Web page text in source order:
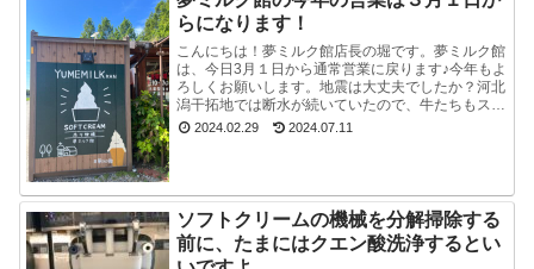
らになります！
こんにちは！夢ミルク館店長の堀です。夢ミルク館
は、今日3月１日から通常営業に戻ります♪今年もよ
ろしくお願いします。地震は大丈夫でしたか？河北
潟干拓地では断水が続いていたので、牛たちもスタ
ッフも大変でした。能登半島地震で河北潟干拓地も
2024.02.29 2024.07.11
ソフトクリームの機械を分解掃除する
前に、たまにはクエン酸洗浄するとい